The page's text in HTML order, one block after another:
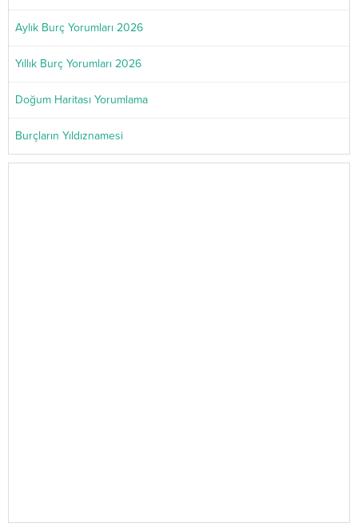
Aylık Burç Yorumları 2026
Yıllık Burç Yorumları 2026
Doğum Haritası Yorumlama
Burçların Yıldıznamesi